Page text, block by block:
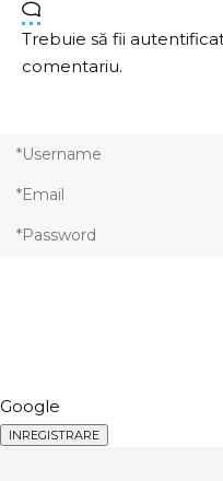
Trebuie să fii
comentariu.
Google